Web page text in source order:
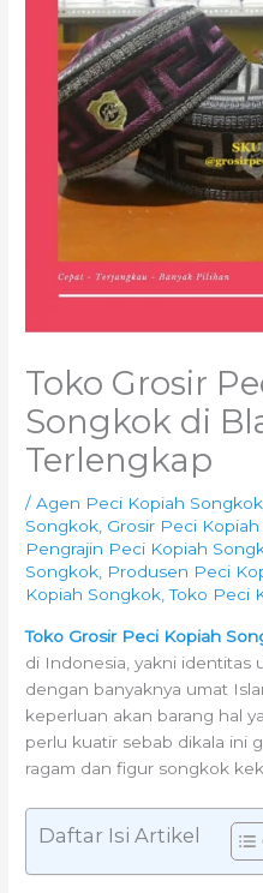
Toko Grosir
Songkok di
Terlengkap
/Agen Peci Kopiah Songkok
Songkok Grosir Peci
Pengrajin Peci Kopiah
Songkok Produsen Peci
Kopiah Songkok ,Toko Peci
Toko Grosir Peci Kopiah
di Indonesia, yakni identitas
dengan banyaknya umat
keperluan akan barang hal
perlu kuatir sebab dikala ini
ragam dan figur songkok
Daftar Isi Artikel